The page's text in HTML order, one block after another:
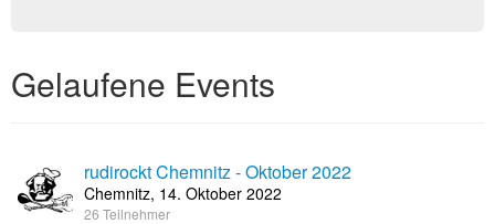
Gelaufene Events
rudirockt Chemnitz - Oktober 2022
Chemnitz, 14. Oktober 2022
26 Teilnehmer